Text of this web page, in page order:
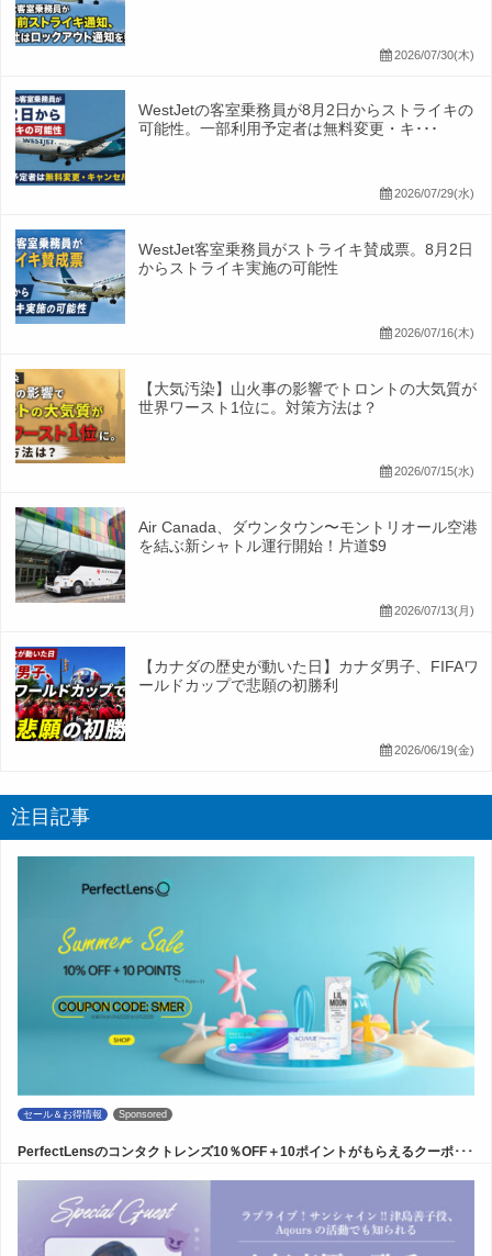
2026/07/30(木)
WestJetの客室乗務員が8月2日からストライキの
可能性。一部利用予定者は無料変更・キ･･･
2026/07/29(水)
WestJet客室乗務員がストライキ賛成票。8月2日
からストライキ実施の可能性
2026/07/16(木)
【大気汚染】山火事の影響でトロントの大気質が
世界ワースト1位に。対策方法は？
2026/07/15(水)
Air Canada、ダウンタウン〜モントリオール空港
を結ぶ新シャトル運行開始！片道$9
2026/07/13(月)
【カナダの歴史が動いた日】カナダ男子、FIFAワ
ールドカップで悲願の初勝利
2026/06/19(金)
注目記事
セール＆お得情報 Sponsored
PerfectLensのコンタクトレンズ10％OFF＋10ポイントがもらえるクーポ･･･